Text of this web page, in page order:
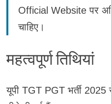
Official Website पर
चाहिए।
महत्वपूर्ण तिथियां
यूपी TGT PGT भर्ती 2025